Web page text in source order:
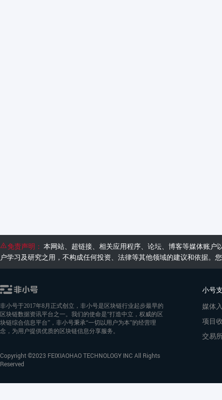
免责声明： 本网站、超链接、相关应用程序、论坛、博客等媒体账
户学习及研究之用，不构成任何投资、法律等其他领域的建议和依据
非小号于2017年8月正式创立，非小号是区块链行业起步最早的
区块链数据资讯平台之一。我们的使命是“打造中立，权威的区
块链综合信息平台”，非小号秉承“一切以用户为本”的经营理
念，为用户提供优质的区块链信息分享服务。
Copyright ©2023 FEIXIAOHAO TECHNOLOGY INC All Rights
Reserved
小号
媒体
项目
交易